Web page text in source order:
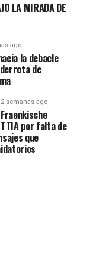
LA MIRADA DE
ago
la debacle
de
2 semanas ago
por falta de
que